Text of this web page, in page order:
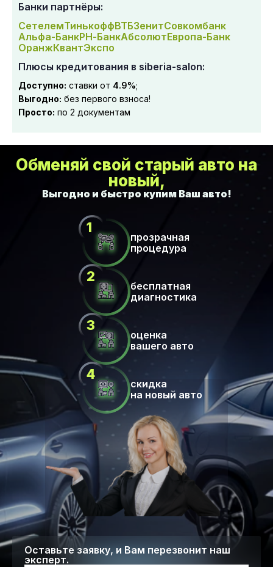
Банки партнёры:
СетелемТинькоффВТБЗенитСовкомбанк
Альфа-БанкРН-БанкАбсолютЕвропа-Банк
ОранжКвантЭкспо
Плюсы кредитования в siberia-salon:
Доступно: ставки от 4.9%;
Выгодно: без первого взноса!
Просто: по 2 документам
Обменяй свой старый авто на
новый,
Оставьте заявку, и Вам перезвонит наш
эксперт.
прозрачная
процедура
бесплатная
диагностика
оценка
вашего авто
скидка
на новый авто